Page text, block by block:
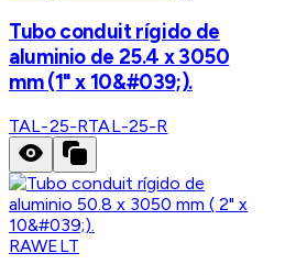
Tubo conduit rígido de
aluminio de 25.4 x 3050
mm (1" x 10&#039;).
TAL-25-RTAL-25-R
RAWELT